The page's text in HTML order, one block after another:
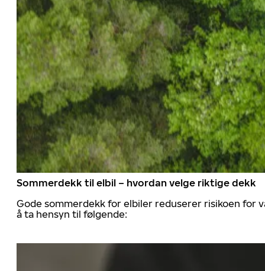
Sommerdekk til elbil – hvordan velge riktige dekk
Gode sommerdekk for elbiler reduserer risikoen for
å ta hensyn til følgende: